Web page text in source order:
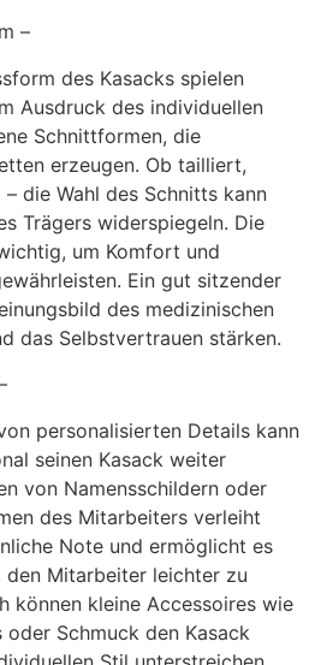
–
des Kasacks spielen
Ausdruck des individuellen
Schnittformen, die
erzeugen. Ob tailliert,
die Wahl des Schnitts kann
Trägers widerspiegeln. Die
um Komfort und
Ein gut sitzender
des medizinischen
das Selbstvertrauen stärken.
personalisierten Details kann
seinen Kasack weiter
von Namensschildern oder
des Mitarbeiters verleiht
Note und ermöglicht es
den Mitarbeiter leichter zu
können kleine Accessoires wie
Schmuck den Kasack